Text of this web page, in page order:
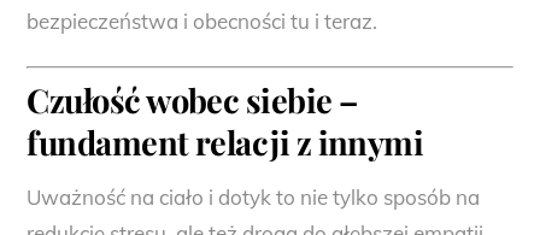
bezpieczeństwa i obecności tu i teraz.
Czułość wobec siebie –
fundament relacji z innymi
Uważność na ciało i dotyk to nie tylko sposób na